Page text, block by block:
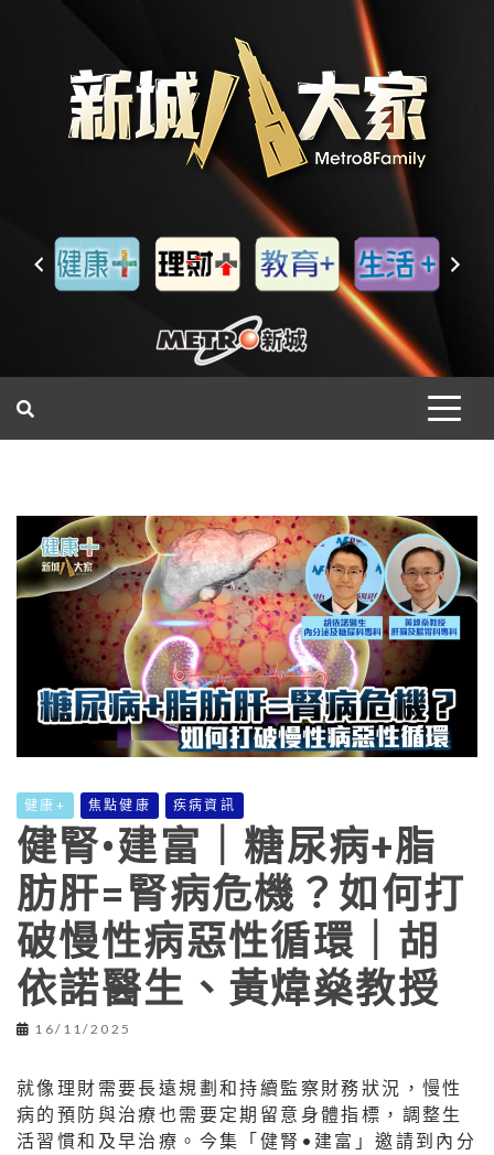
健康+ 焦點健康 疾病資訊
健腎•建富｜糖尿病+脂
肪肝=腎病危機？如何打
破慢性病惡性循環｜胡
依諾醫生、黃煒燊教授
16/11/2025
就像理財需要長遠規劃和持續監察財務狀況，慢性
病的預防與治療也需要定期留意身體指標，調整生
活習慣和及早治療。今集「健腎•建富」邀請到內分